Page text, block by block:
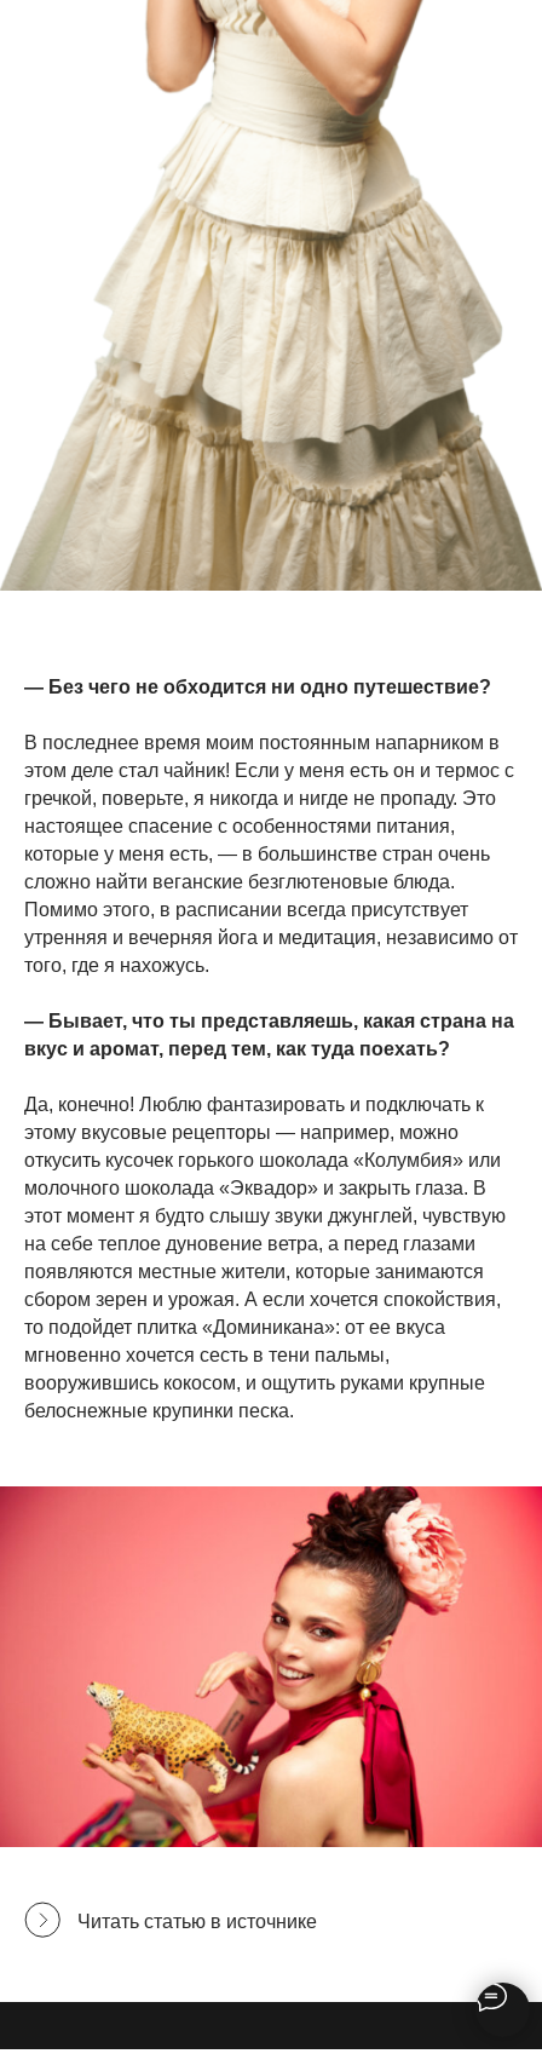
— Без чего не обходится ни одно путешествие?
В последнее время моим постоянным напарником в
этом деле стал чайник! Если у меня есть он и термос с
гречкой, поверьте, я никогда и нигде не пропаду. Это
настоящее спасение с особенностями питания,
которые у меня есть, — в большинстве стран очень
сложно найти веганские безглютеновые блюда.
Помимо этого, в расписании всегда присутствует
утренняя и вечерняя йога и медитация, независимо от
того, где я нахожусь.
— Бывает, что ты представляешь, какая страна на
вкус и аромат, перед тем, как туда поехать?
Да, конечно! Люблю фантазировать и подключать к
этому вкусовые рецепторы — например, можно
откусить кусочек горького шоколада «Колумбия» или
молочного шоколада «Эквадор» и закрыть глаза. В
этот момент я будто слышу звуки джунглей, чувствую
на себе теплое дуновение ветра, а перед глазами
появляются местные жители, которые занимаются
сбором зерен и урожая. А если хочется спокойствия,
то подойдет плитка «Доминикана»: от ее вкуса
мгновенно хочется сесть в тени пальмы,
вооружившись кокосом, и ощутить руками крупные
белоснежные крупинки песка.
Читать статью в источнике
ОГРНИП 317502400071059
Согласие на обработку персональных данных
Политика обработки персональных данных
IRINA KARPENKO
условияхполитики конфиденциальности
Подписаться
Екатеринбург, LA GALERIE, ул Хохрякова, 23
Москва, ЦДД, Садовническая ул, 80
Адреса шоурумов:
Контакты
Возврат
и доставка
Сотрудничество
с брендом
Производство